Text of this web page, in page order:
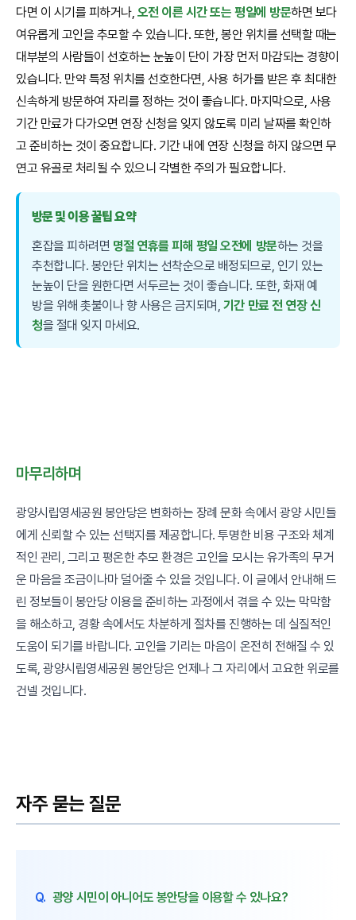
다면 이 시기를 피하거나, 오전 이른 시간 또는 평일에 방문하면 보다
여유롭게 고인을 추모할 수 있습니다. 또한, 봉안 위치를 선택할 때는
대부분의 사람들이 선호하는 눈높이 단이 가장 먼저 마감되는 경향이
있습니다. 만약 특정 위치를 선호한다면, 사용 허가를 받은 후 최대한
신속하게 방문하여 자리를 정하는 것이 좋습니다. 마지막으로, 사용
기간 만료가 다가오면 연장 신청을 잊지 않도록 미리 날짜를 확인하
고 준비하는 것이 중요합니다. 기간 내에 연장 신청을 하지 않으면 무
연고 유골로 처리될 수 있으니 각별한 주의가 필요합니다.
방문 및 이용 꿀팁 요약
혼잡을 피하려면 명절 연휴를 피해 평일 오전에 방문하는 것을
추천합니다. 봉안단 위치는 선착순으로 배정되므로, 인기 있는
눈높이 단을 원한다면 서두르는 것이 좋습니다. 또한, 화재 예
방을 위해 촛불이나 향 사용은 금지되며, 기간 만료 전 연장 신
청을 절대 잊지 마세요.
마무리하며
광양시립영세공원 봉안당은 변화하는 장례 문화 속에서 광양 시민들
에게 신뢰할 수 있는 선택지를 제공합니다. 투명한 비용 구조와 체계
적인 관리, 그리고 평온한 추모 환경은 고인을 모시는 유가족의 무거
운 마음을 조금이나마 덜어줄 수 있을 것입니다. 이 글에서 안내해 드
린 정보들이 봉안당 이용을 준비하는 과정에서 겪을 수 있는 막막함
을 해소하고, 경황 속에서도 차분하게 절차를 진행하는 데 실질적인
도움이 되기를 바랍니다. 고인을 기리는 마음이 온전히 전해질 수 있
도록, 광양시립영세공원 봉안당은 언제나 그 자리에서 고요한 위로를
건넬 것입니다.
자주 묻는 질문
Q. 광양 시민이 아니어도 봉안당을 이용할 수 있나요?